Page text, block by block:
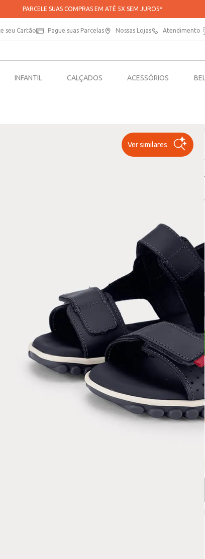
PARCELE SUAS COMPRAS EM ATÉ 5X SEM JUROS*
seu Cartão Pague suas Parcelas Nossas Lojas Atendimento
INFANTIL CALÇADOS ACESSÓRIOS
Ver similares